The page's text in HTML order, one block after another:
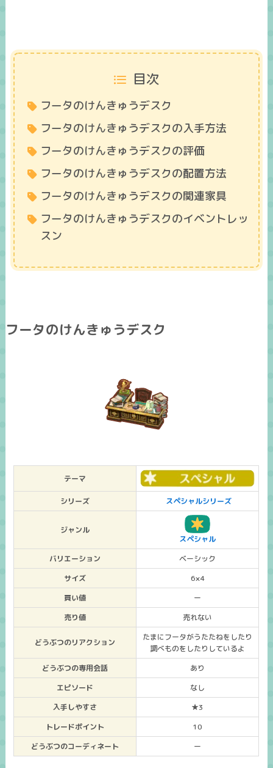
目次
フータのけんきゅうデスク
フータのけんきゅうデスクの入手方法
フータのけんきゅうデスクの評価
フータのけんきゅうデスクの配置方法
フータのけんきゅうデスクの関連家具
フータのけんきゅうデスクのイベントレッ
スン
フータのけんきゅうデスク
テーマ
シリーズ スペシャルシリーズ
ジャンル
スペシャル
バリエーション
ベーシック
サイズ
6×4
買い値
ー
売り値
売れない
どうぶつのリアクション
たまにフータがうたたねをしたり
調べものをしたりしているよ
どうぶつの専用会話
あり
エピソード
なし
入手しやすさ
★3
トレードポイント
10
どうぶつのコーディネート
ー